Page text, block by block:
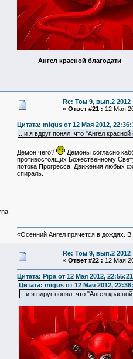
Ангел красной благодати
Re: Том 9, вып.2 2012
« Ответ #21 : 12 Мая
Цитата: migus от 12 Мая 2012,
...и я вдруг понял, что "Ангел
Демон чего? Демоны согласно
противостоящих Божественному
потока Прогресса. Движения любых
спираль.
«Осенний Ангел прячется в дождях.
Re: Том 9, вып.2 2012
« Ответ #22 : 12 Мая
Цитата: Pipa от 12 Мая 2012, 22:55:21
Цитата: migus от 12 Мая 2012,
...и я вдруг понял, что "Ангел